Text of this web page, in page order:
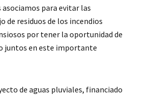
para evitar las
de residuos de los incendios
por tener la oportunidad de
juntos en este importante
de aguas pluviales, financiado